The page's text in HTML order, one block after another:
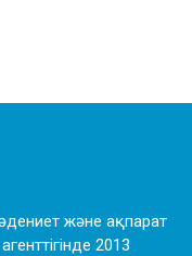
және ақпарат
2013